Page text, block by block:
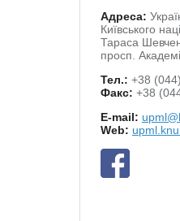
Адреса:
Київського
Тараса
просп.
Тел.: +38
Факс: +38
E-mail:
Web: